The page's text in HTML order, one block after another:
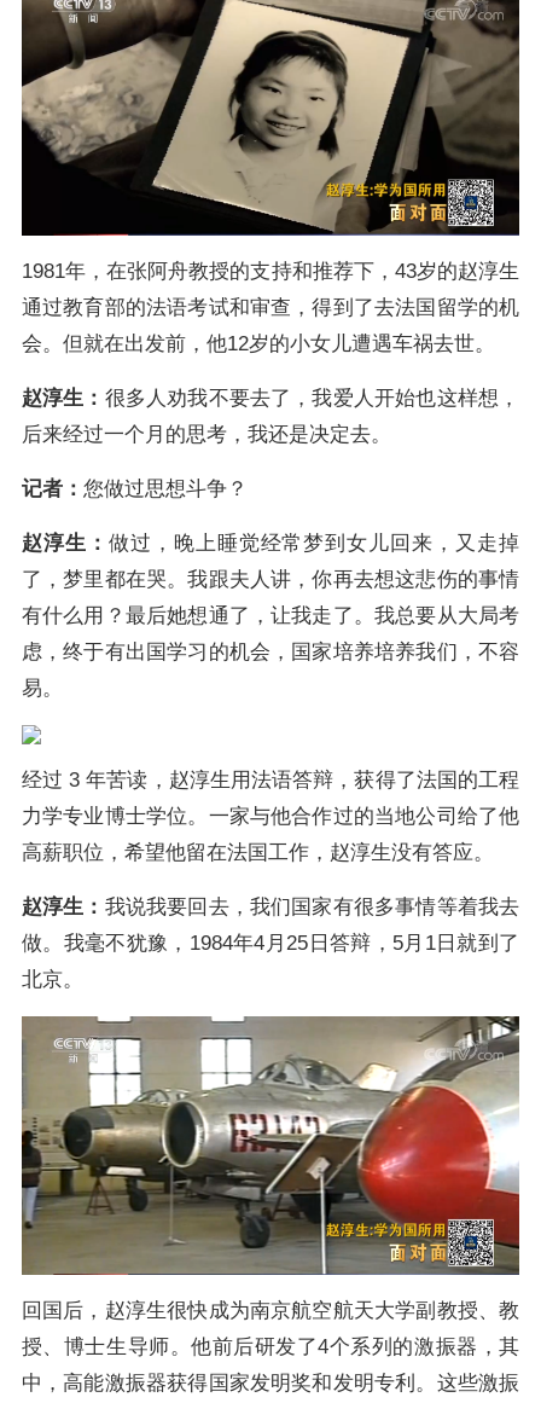
1981年，在张阿舟教授的支持和推荐下，43岁的赵淳生
通过教育部的法语考试和审查，得到了去法国留学的机
会。但就在出发前，他12岁的小女儿遭遇车祸去世。
赵淳生： 很多人劝我不要去了，我爱人开始也这样想，
后来经过一个月的思考，我还是决定去。
记者： 您做过思想斗争？
赵淳生： 做过，晚上睡觉经常梦到女儿回来，又走掉
了，梦里都在哭。我跟夫人讲，你再去想这悲伤的事情
有什么用？最后她想通了，让我走了。我总要从大局考
虑，终于有出国学习的机会，国家培养培养我们，不容
易。
经过 3 年苦读，赵淳生用法语答辩，获得了法国的工程
力学专业博士学位。一家与他合作过的当地公司给了他
高薪职位，希望他留在法国工作，赵淳生没有答应。
赵淳生： 我说我要回去，我们国家有很多事情等着我去
做。我毫不犹豫，1984年4月25日答辩，5月1日就到了
北京。
回国后，赵淳生很快成为南京航空航天大学副教授、教
授、博士生导师。他前后研发了4个系列的激振器，其
中，高能激振器获得国家发明奖和发明专利。这些激振